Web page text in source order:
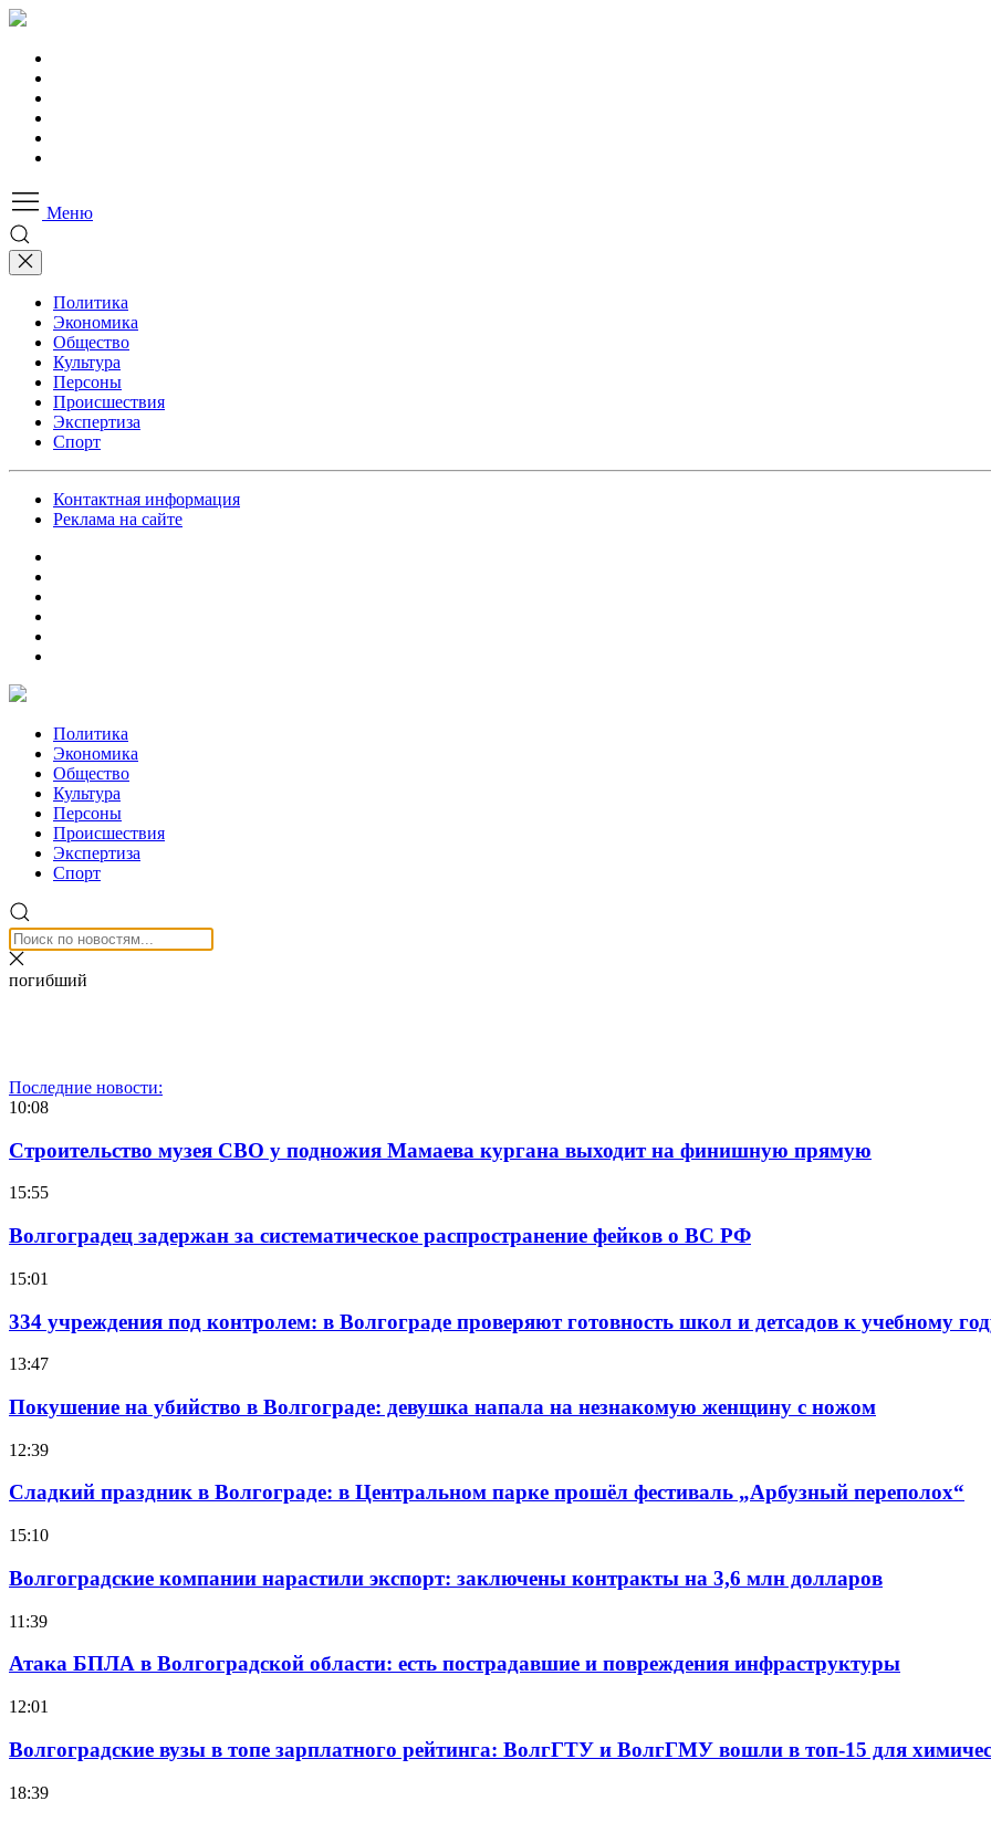
Меню
Политика
Экономика
Общество
Культура
Персоны
Происшествия
Экспертиза
Спорт
Контактная информация
Реклама на сайте
Политика
Экономика
Общество
Культура
Персоны
Происшествия
Экспертиза
Спорт
погибший
Последние новости:
10:08
Строительство музея СВО у подножия Мамаева кургана выходит на финишную прямую
15:55
Волгоградец задержан за систематическое распространение фейков о ВС РФ
15:01
334 учреждения под контролем: в Волгограде проверяют готовность школ и детсадов к учебному
13:47
Покушение на убийство в Волгограде: девушка напала на незнакомую женщину с ножом
12:39
Сладкий праздник в Волгограде: в Центральном парке прошёл фестиваль „Арбузный переполох“
15:10
Волгоградские компании нарастили экспорт: заключены контракты на 3,6 млн долларов
11:39
Атака БПЛА в Волгоградской области: есть пострадавшие и повреждения инфраструктуры
12:01
Волгоградские вузы в топе зарплатного рейтинга: ВолгГТУ и ВолгГМУ вошли в топ‑15 для
18:39